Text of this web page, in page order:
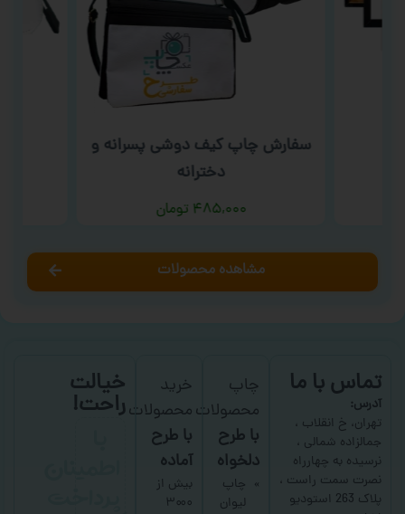
سفارش چاپ کیف دوشی پسرانه و
دخترانه
۴۸۵,۰۰۰ تومان
مشاهده محصولات
تماس با ما
آدرس:
تهران، خ انقلاب ،
جمالزاده شمالی ،
نرسیده به چهارراه
نصرت سمت راست ،
پلاک 263 استودیو
چاپ
محصولات
با طرح
دلخواه
چاپ
لیوان
خرید
محصولات
با طرح
آماده
بیش از
۳۰۰۰
خیالت
راحت!